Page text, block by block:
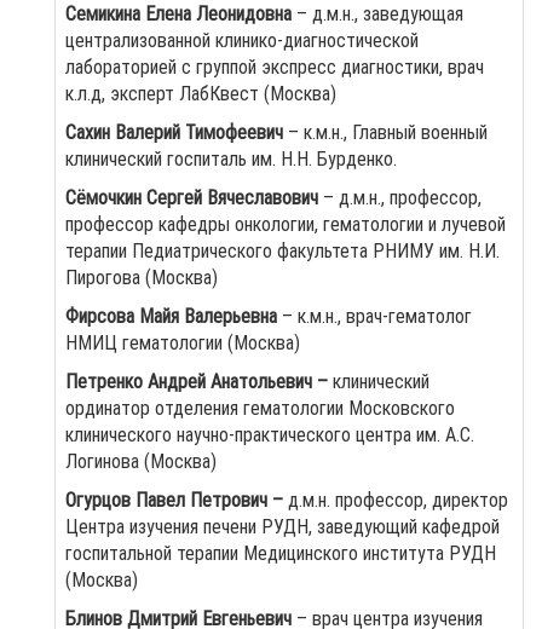
Семикина Елена Леонидовна– д.м.н., заведующая
централизованной клинико-диагностической
лабораторией с группой экспресс диагностики, врач
к.л.д, эксперт ЛабКвест (Москва)
Сахин Валерий Тимофеевич– к.м.н., Главный военный
клинический госпиталь им. Н.Н. Бурденко.
Сёмочкин Сергей Вячеславович– д.м.н., профессор,
профессор кафедры онкологии, гематологии и лучевой
терапии Педиатрического факультета РНИМУ им. Н.И.
Пирогова (Москва)
Фирсова Майя Валерьевна– к.м.н., врач-гематолог
НМИЦ гематологии (Москва)
Петренко Андрей Анатольевич –клинический
ординатор отделения гематологии Московского
клинического научно-практического центра им. А.С.
Логинова (Москва)
Огурцов Павел Петрович –д.м.н. профессор, директор
Центра изучения печени РУДН, заведующий кафедрой
госпитальной терапии Медицинского института РУДН
(Москва)
Блинов Дмитрий Евгеньевич– врач центра изучения